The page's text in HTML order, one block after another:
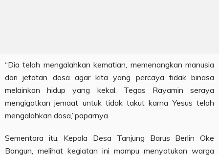
“Dia telah mengalahkan kematian, memenangkan manusia
dari jetatan dosa agar kita yang percaya tidak binasa
melainkan hidup yang kekal. Tegas Rayamin seraya
mengigatkan jemaat untuk tidak takut karna Yesus telah
mengalahkan dosa,”paparnya.
Sementara itu, Kepala Desa Tanjung Barus Berlin Oke
Bangun, melihat kegiatan ini mampu menyatukan warga